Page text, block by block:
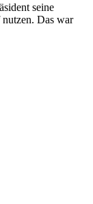
seine
Das war